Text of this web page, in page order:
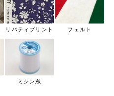
リバティプリント フェルト
ミシン糸